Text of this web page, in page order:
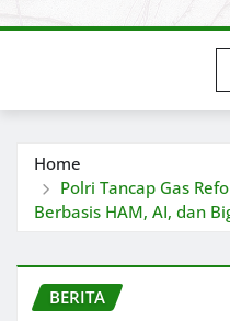
Home
Polri Tancap Gas
Berbasis HAM, AI, dan
BERITA